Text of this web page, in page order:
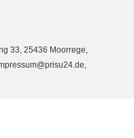
33, 25436 Moorrege,